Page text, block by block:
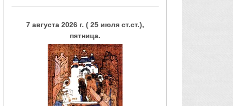
7 августа 2026 г. ( 25 июля ст.ст.),
пятница.